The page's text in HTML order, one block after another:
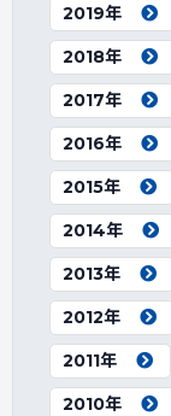
2019年
2018年
2017年
2016年
2015年
2014年
2013年
2012年
2011年
2010年